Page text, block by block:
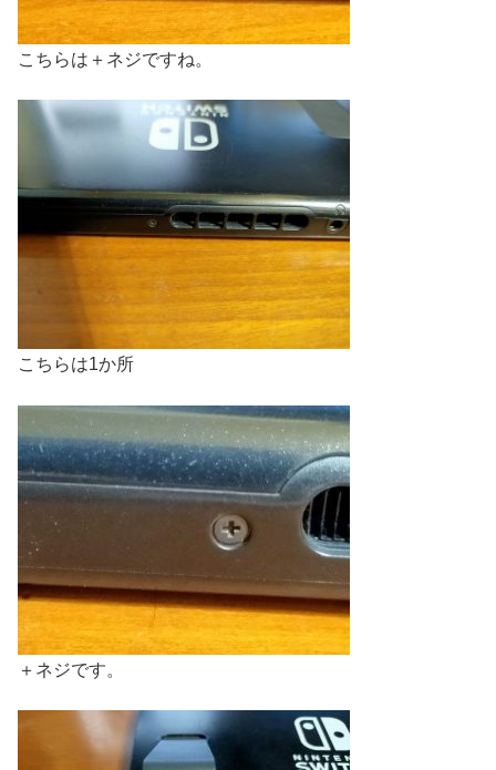
こちらは＋ネジですね。
こちらは1か所
＋ネジです。